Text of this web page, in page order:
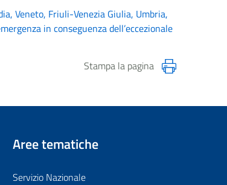
Veneto, Friuli-Venezia Giulia, Umbria,
in conseguenza dell’eccezionale
Stampa la pagina
Aree tematiche
Servizio Nazionale